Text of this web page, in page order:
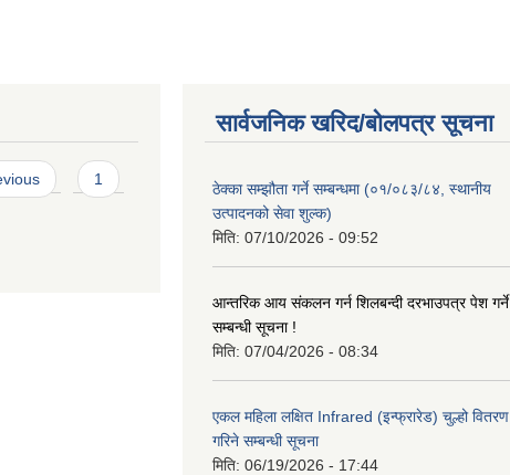
1
सार्वजनिक खरिद/बोलपत्र सूचना
ठेक्का सम्झौता गर्ने सम्बन्धमा (०१/०८३/८४, स्थानीय
उत्पादनको सेवा शुल्क)
मिति: 07/10/2026 - 09:52
आन्तरिक आय संकलन गर्न शिलबन्दी दरभाउपत्र पेश गर्ने
सम्बन्धी सूचना !
मिति: 07/04/2026 - 08:34
एकल महिला लक्षित Infrared (इन्फ्रारेड) चुल्हो वितरण
गरिने सम्बन्धी सूचना
मिति: 06/19/2026 - 17:44